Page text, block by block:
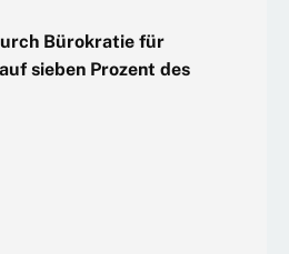
Bürokratie für
sieben Prozent des